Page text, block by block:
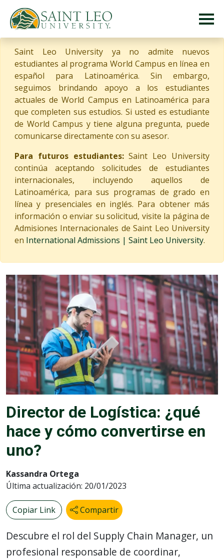
Saint Leo University ya no admite nuevos
estudiantes al programa World Campus en línea en
español para Latinoamérica. Sin embargo,
seguimos brindando apoyo a los estudiantes
actuales de World Campus en Latinoamérica para
que completen sus estudios. Si usted es estudiante
de World Campus y tiene alguna pregunta, puede
comunicarse directamente con su asesor.
Para futuros estudiantes:Saint Leo University
continúa aceptando solicitudes de estudiantes
internacionales, incluyendo aquellos de
Latinoamérica, para sus programas de grado en
línea y presenciales en inglés. Para obtener más
información o enviar su solicitud, visite la página de
Admisiones Internacionales de Saint Leo University
en International Admissions | Saint Leo University.
Director de Logística: ¿qué
hace y cómo convertirse en
uno?
Kassandra Ortega
Última actualización: 20/01/2023
Copiar Link Compartir
Descubre el rol del Supply Chain Manager, un
profesional responsable de coordinar,